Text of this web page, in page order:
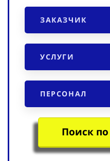
ЗАКАЗЧИК
УСЛУГИ
ПЕРСОНАЛ
Поиск